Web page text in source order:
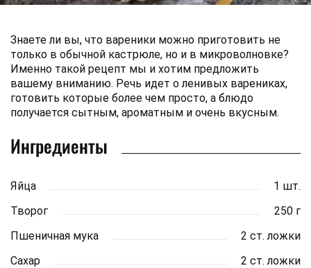
Знаете ли вы, что вареники можно приготовить не
только в обычной кастрюле, но и в микроволновке?
Именно такой рецепт мы и хотим предложить
вашему вниманию. Речь идет о ленивых варениках,
готовить которые более чем просто, а блюдо
получается сытным, ароматным и очень вкусным.
Ингредиенты
Яйца
1 шт.
Творог
250 г
Пшеничная мука
2 ст. ложки
Сахар
2 ст. ложки